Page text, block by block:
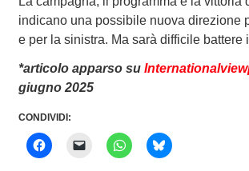
indicano una possibile nuova direzione
e per la sinistra. Ma sarà difficile battere
*articolo apparso su
giugno 2025
CONDIVIDI: